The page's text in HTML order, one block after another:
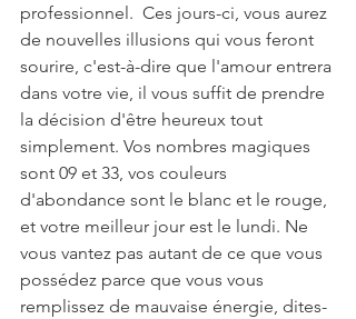
professionnel.  Ces jours-ci, vous aurez
de nouvelles illusions qui vous feront
sourire, c'est-à-dire que l'amour entrera
dans votre vie, il vous suffit de prendre
la décision d'être heureux tout
simplement. Vos nombres magiques
sont 09 et 33, vos couleurs
d'abondance sont le blanc et le rouge,
et votre meilleur jour est le lundi. Ne
vous vantez pas autant de ce que vous
possédez parce que vous vous
remplissez de mauvaise énergie, dites-